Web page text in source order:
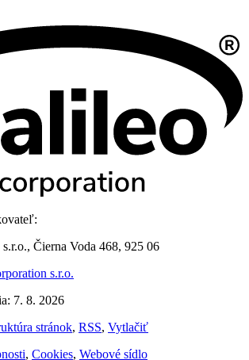
Čierna Voda 468, 925 06
s.r.o.
7. 8. 2026
stránok, RSS, Vytlačiť
, Cookies, Webové sídlo